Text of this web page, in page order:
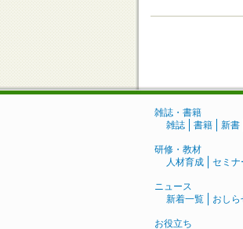
雑誌・書籍
雑誌
書籍 新書
研修・教材
人材育成
セミナ
ニュース
新着一覧
おしら
お役立ち